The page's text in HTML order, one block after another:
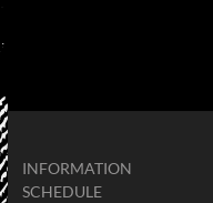
INFORMATION
SCHEDULE